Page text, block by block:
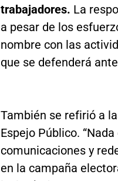
trabajadores. La
a pesar de los
nombre con las
que se defenderá
También se refirió a
Espejo Público.
comunicaciones y
en la campaña